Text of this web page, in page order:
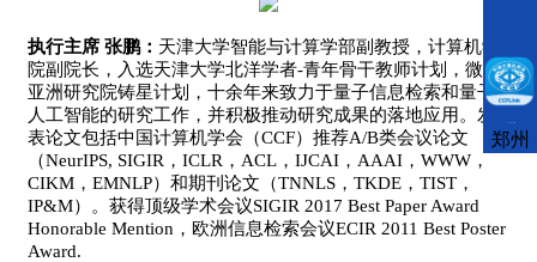
执行主席 张鹏： 天津大学智能与计算学部副教授，计算机学
院副院长，入选天津大学北洋学者-青年骨干教师计划，微软
亚洲研究院铸星计划，十余年来致力于量子信息检索和量子
人工智能的研究工作，并积极推动研究成果的落地应用。发
表论文包括中国计算机学会（CCF）推荐A/B类会议论文
（NeurIPS, SIGIR，ICLR，ACL，IJCAI，AAAI，WWW，
CIKM，EMNLP）和期刊论文（TNNLS，TKDE，TIST，
IP&M）。获得顶级学术会议SIGIR 2017 Best Paper Award
Honorable Mention，欧洲信息检索会议ECIR 2011 Best Poster
Award.
郑州